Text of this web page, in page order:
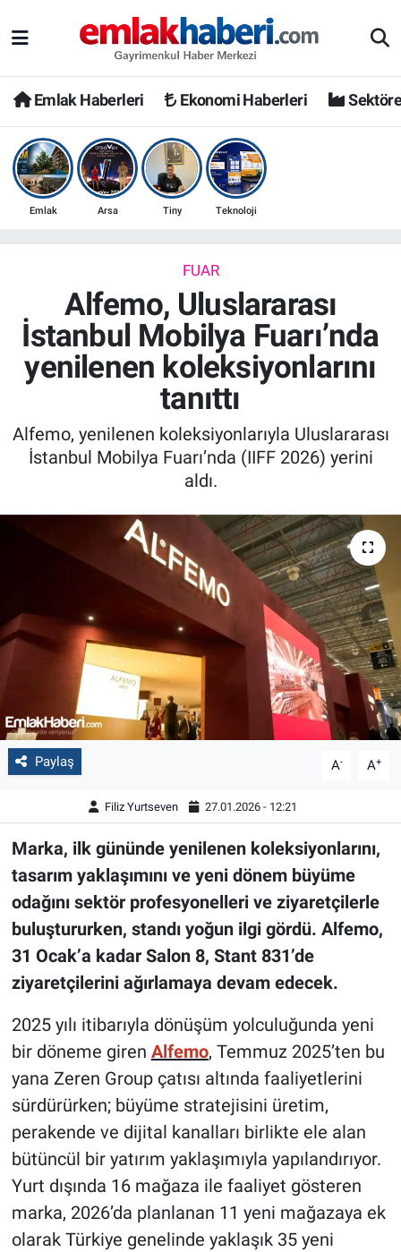
Emlak Haberleri Ekonomi Haberleri
Emlak Arsa Tiny Teknoloji
FUAR
Alfemo, Uluslararası
İstanbul Mobilya Fuarı’nda
yenilenen koleksiyonlarını
tanıttı
Alfemo, yenilenen koleksiyonlarıyla Uluslararası
İstanbul Mobilya Fuarı’nda (IIFF 2026) yerini
aldı.
Paylaş A- A+
Filiz Yurtseven 27.01.2026 - 12:21
Marka, ilk gününde yenilenen koleksiyonlarını,
tasarım yaklaşımını ve yeni dönem büyüme
odağını sektör profesyonelleri ve ziyaretçilerle
buluştururken, standı yoğun ilgi gördü. Alfemo,
31 Ocak’a kadar Salon 8, Stant 831’de
ziyaretçilerini ağırlamaya devam edecek.
2025 yılı itibarıyla dönüşüm yolculuğunda yeni
bir döneme giren Alfemo, Temmuz 2025’ten bu
yana Zeren Group çatısı altında faaliyetlerini
sürdürürken; büyüme stratejisini üretim,
perakende ve dijital kanalları birlikte ele alan
bütüncül bir yatırım yaklaşımıyla yapılandırıyor.
Yurt dışında 16 mağaza ile faaliyet gösteren
marka, 2026’da planlanan 11 yeni mağazaya ek
olarak Türkiye genelinde yaklaşık 35 yeni